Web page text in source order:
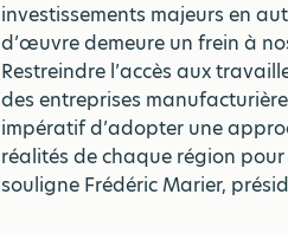
investissements majeurs en
d’œuvre demeure un frein à
Restreindre l’accès aux
des entreprises
impératif d’adopter une
réalités de chaque région
souligne Frédéric Marier,